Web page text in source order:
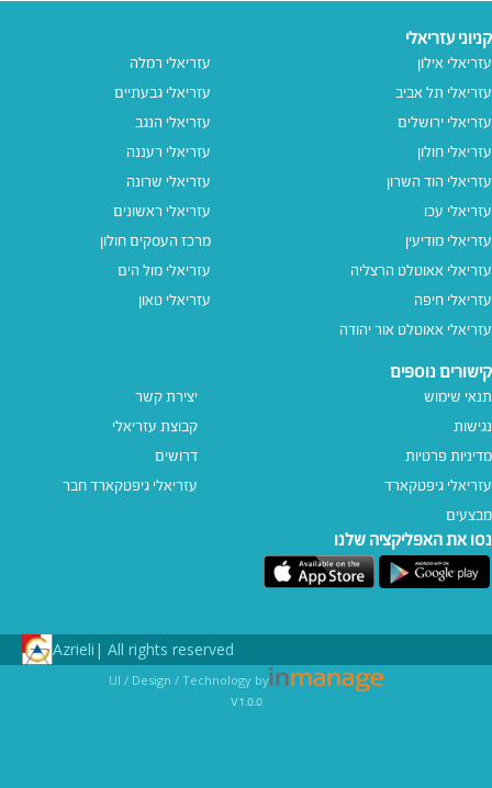
קניוני עזריאלי
עזריאלי אילון
עזריאלי תל אביב
עזריאלי ירושלים
עזריאלי חולון
עזריאלי הוד השרון
עזריאלי עכו
עזריאלי מודיעין
עזריאלי אאוטלט הרצליה
עזריאלי חיפה
עזריאלי אאוטלט אור יהודה
עזריאלי רמלה
עזריאלי גבעתיים
עזריאלי הנגב
עזריאלי רעננה
עזריאלי שרונה
עזריאלי ראשונים
מרכז העסקים חולון
עזריאלי מול הים
עזריאלי טאון
קישורים נוספים
תנאי שימוש
נגישות
מדיניות פרטיות
עזריאלי גיפטקארד
מבצעים
יצירת קשר
קבוצת עזריאלי
דרושים
עזריאלי גיפטקארד חבר‎
נסו את האפליקציה שלנו
All rights reserved |
Azrieli
UI / Design / Technology by
v1.0.0